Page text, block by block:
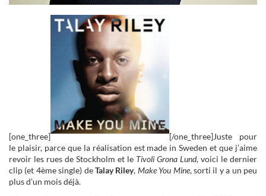
[one_three]
[/one_three]Juste pour
le plaisir, parce que la réalisation est made in Sweden et que j’aime
revoir les rues de Stockholm et le Tivoli Grona Lund, voici le dernier
clip (et 4ème single) deTalay Riley, Make You Mine, sorti il y a un peu
plus d’un mois déjà.